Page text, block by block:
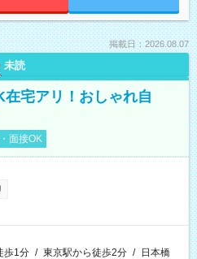
掲載日：2026.08.07
未読
宅アリ！おしゃれ自
面接OK
歩1分 / 東京駅から徒歩2分 / 日本橋